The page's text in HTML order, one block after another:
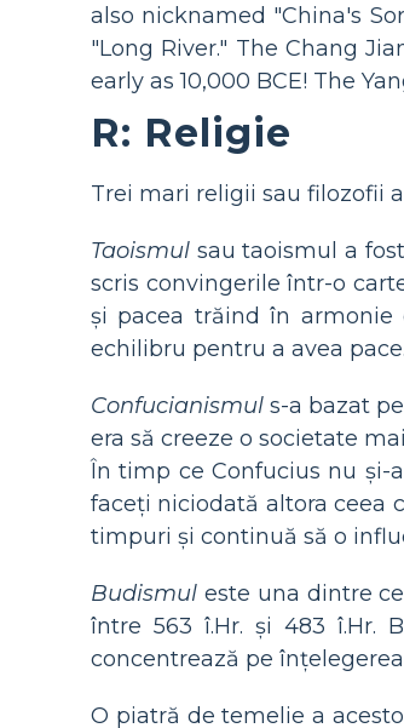
also nicknamed "China's
"Long River." The Chang
early as 10,000 BCE! The
R: Religie
Trei mari religii sau filozofii
Taoismul sau taoismul a
scris convingerile într-o
și pacea trăind în armonie
echilibru pentru a avea pace.
Confucianismul s-a bazat
era să creeze o societate
În timp ce Confucius nu și-
faceți niciodată altora ceea
timpuri și continuă să o
Budismul este una dintre
între 563 î.Hr. și 483 î.Hr.
concentrează pe
O piatră de temelie a